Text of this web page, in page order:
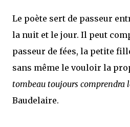
Le poète sert de passeur
la nuit et le jour. Il peut
passeur de fées, la petite
sans même le vouloir la
tombeau toujours comprendra
Baudelaire.